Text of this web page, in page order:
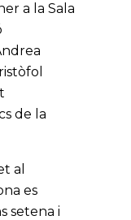
a la Sala
de la
al
es
setena i